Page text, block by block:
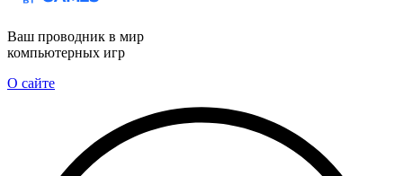
Ваш проводник в мир
компьютерных игр
О сайте